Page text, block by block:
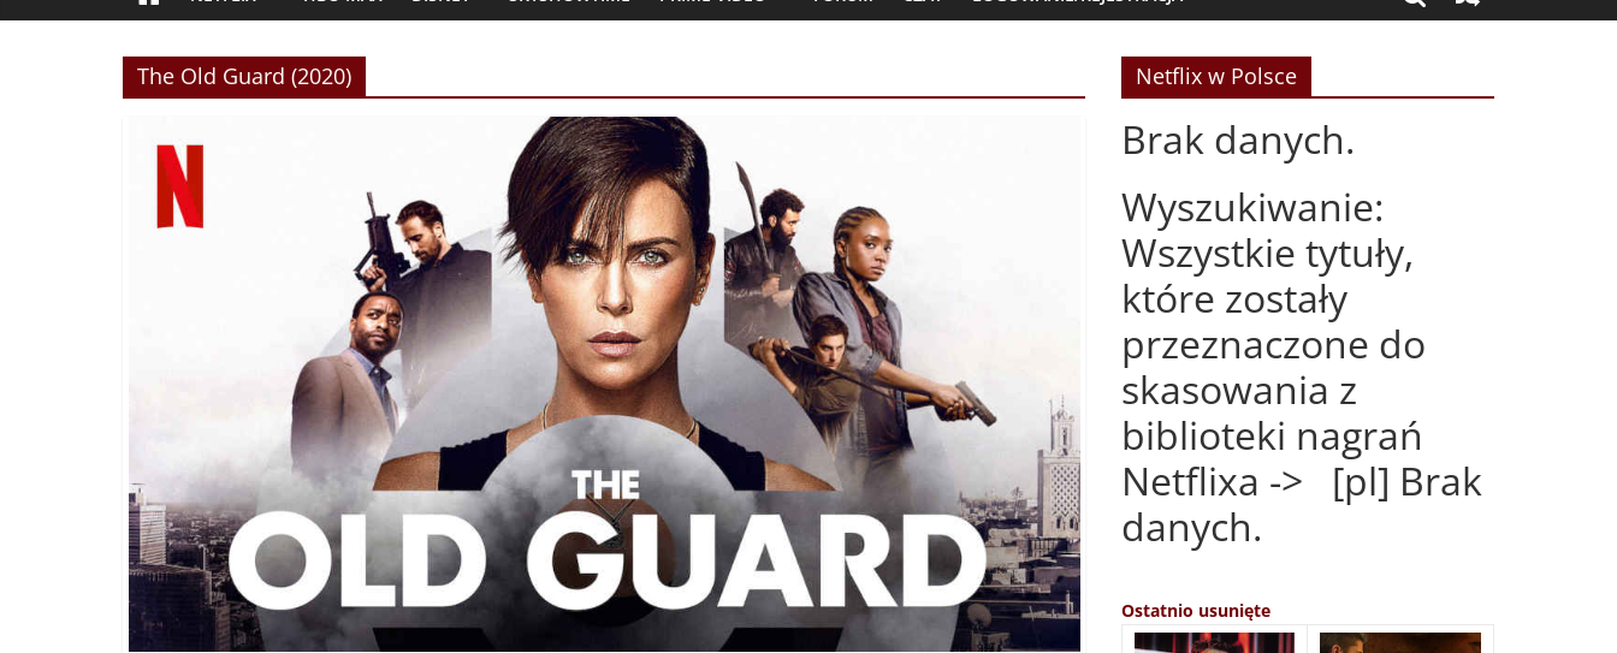
The Old Guard (2020) Netflix w Polsce
Brak danych.
Wyszukiwanie:
Wszystkie tytuły,
które zostały
przeznaczone do
skasowania z
biblioteki nagrań
Netflixa -> [pl] Brak
danych.
Ostatnio usunięte